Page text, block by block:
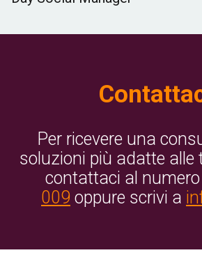
Per ricevere una
soluzioni più adatte alle
contattaci al numero
009 oppure scrivi a